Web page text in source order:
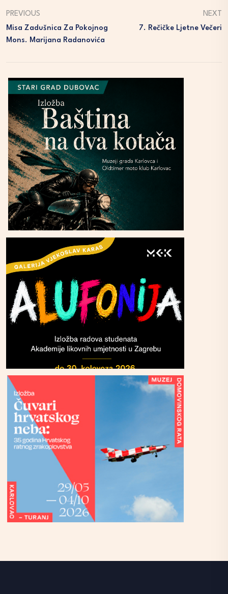
PREVIOUS
Misa Zadušnica Za Pokojnog
Mons. Marijana Radanovića
NEXT
7. Rečičke Ljetne Večeri